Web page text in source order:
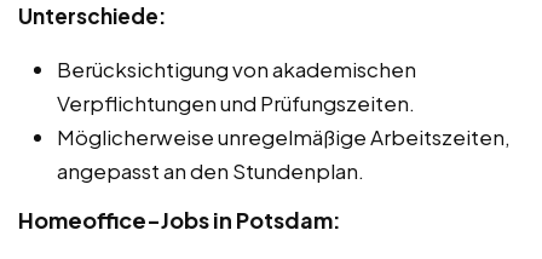
Unterschiede:
Berücksichtigung von akademischen
Verpflichtungen und Prüfungszeiten.
Möglicherweise unregelmäßige Arbeitszeiten,
angepasst an den Stundenplan.
Homeoffice-Jobs in Potsdam: